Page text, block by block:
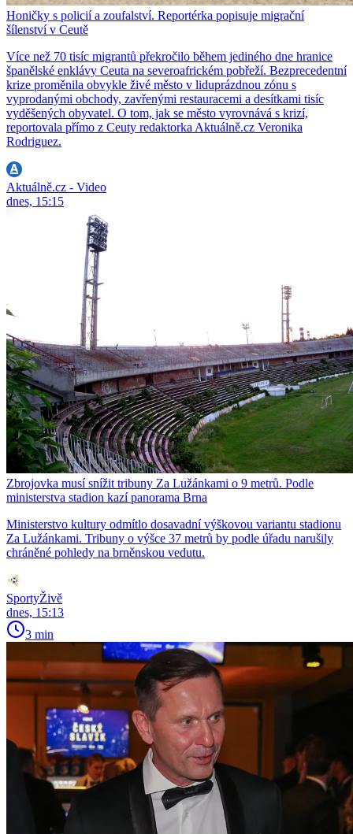
Honičky s policií a zoufalství. Reportérka popisuje migrační
šílenství v Ceutě
Více než 70 tisíc migrantů překročilo během jediného dne hranice
španělské enklávy Ceuta na severoafrickém pobřeží. Bezprecedentní
krize proměnila obvykle živé město v liduprázdnou zónu s
vyprodanými obchody, zavřenými restauracemi a desítkami tisíc
vyděšených obyvatel. O tom, jak se město vyrovnává s krizí,
reportovala přímo z Ceuty redaktorka Aktuálně.cz Veronika
Rodriguez.
Aktuálně.cz - Video
dnes, 15:15
Zbrojovka musí snížit tribuny Za Lužánkami o 9 metrů. Podle
ministerstva stadion kazí panorama Brna
Ministerstvo kultury odmítlo dosavadní výškovou variantu stadionu
Za Lužánkami. Tribuny o výšce 37 metrů by podle úřadu narušily
chráněné pohledy na brněnskou vedutu.
SportyŽivě
dnes, 15:13
3 min